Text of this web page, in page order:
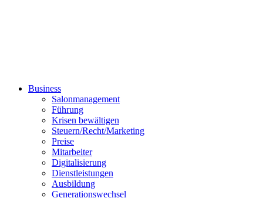
Business
Salonmanagement
Führung
Krisen bewältigen
Steuern/Recht/Marketing
Preise
Mitarbeiter
Digitalisierung
Dienstleistungen
Ausbildung
Generationswechsel